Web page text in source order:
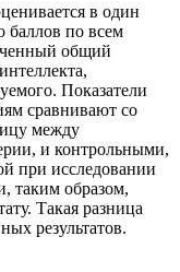
в один
баллов по всем
общий
Показатели
сравнивают со
между
и контрольными,
при исследовании
таким образом,
Такая разница
результатов.